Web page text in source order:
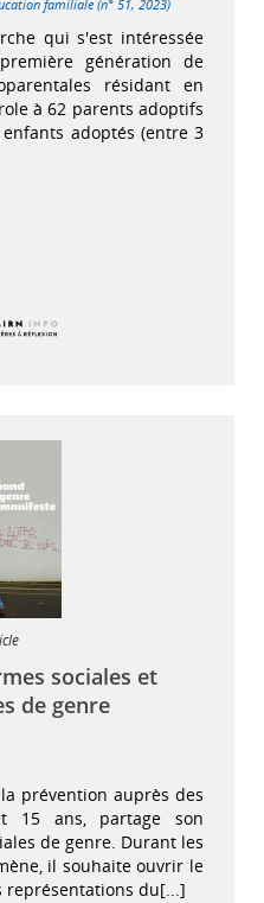
familiale (n° 51, 2023)
qui s'est intéressée
génération de
résidant en
à 62 parents adoptifs
adoptés (entre 3
sociales et
de genre
prévention auprès des
15 ans, partage son
de genre. Durant les
il souhaite ouvrir le
du[...]